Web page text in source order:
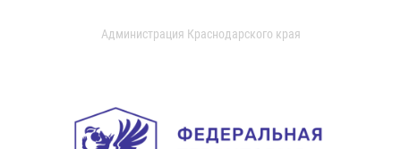
Администрация Краснодарского края